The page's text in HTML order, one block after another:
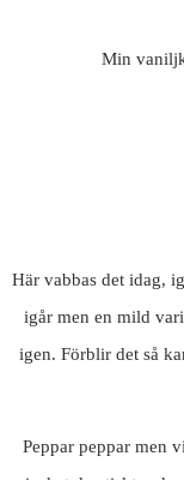
Min
Här vabbas det idag,
igår men en mild
igen. Förblir det så
Peppar peppar men